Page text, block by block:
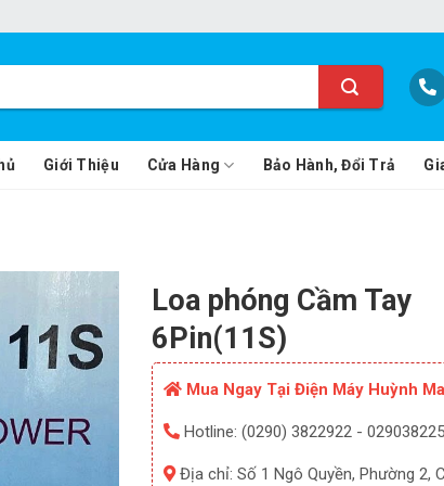
Giới Thiệu Cửa Hàng Bảo Hành, Đổi Trả
Loa phóng Cầm Tay
6Pin(11S)
Mua Ngay Tại Điện Máy Huỳnh
Hotline: (0290) 3822922 -
Địa chỉ: Số 1 Ngô Quyền, Phường 2,